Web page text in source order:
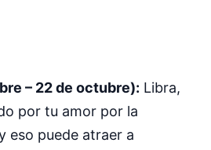
– 22 de octubre): Libra,
por tu amor por la
eso puede atraer a